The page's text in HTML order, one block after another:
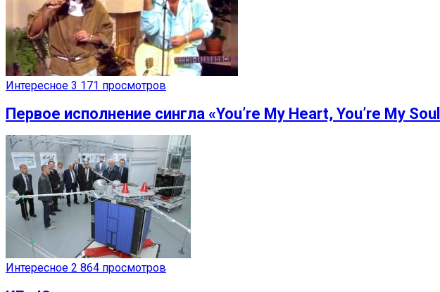
Интересное 3 171 просмотров
Первое исполнение сингла «You’re My Heart, You’re My
Интересное 2 864 просмотров